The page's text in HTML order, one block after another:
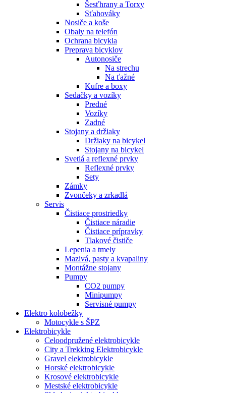
Šesťhrany a Torxy
Sťahováky
Nosiče a koše
Obaly na telefón
Ochrana bicykla
Preprava bicyklov
Autonosiče
Na strechu
Na ťažné
Kufre a boxy
Sedačky a vozíky
Predné
Vozíky
Zadné
Stojany a držiaky
Držiaky na bicykel
Stojany na bicykel
Svetlá a reflexné prvky
Reflexné prvky
Sety
Zámky
Zvončeky a zrkadlá
Servis
Čistiace prostriedky
Čistiace náradie
Čistiace prípravky
Tlakové čističe
Lepenia a tmely
Mazivá, pasty a kvapaliny
Montážne stojany
Pumpy
CO2 pumpy
Minipumpy
Servisné pumpy
Elektro kolobežky
Motocykle s ŠPZ
Elektrobicykle
Celoodpružené elektrobicykle
City a Trekking Elektrobicykle
Gravel elektrobicykle
Horské elektrobicykle
Krosové elektrobicykle
Mestské elektrobicykle